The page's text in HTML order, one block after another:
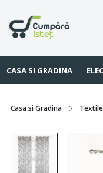
CASA SI GRADINA
Casa si Gradina Textile